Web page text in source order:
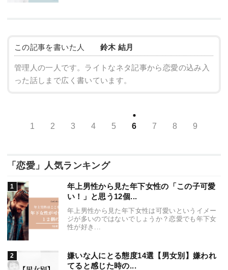
この記事を書いた人 鈴木 結月
管理人の一人です。ライトなネタ記事から恋愛の込み入
った話しまで広く書いています。
1 2 3 4 5 6 7 8 9
「恋愛」人気ランキング
年上男性から見た年下女性の「この子可愛
い！」と思う12個...
年上男性から見た年下女性は可愛いというイメー
ジが多いのではないでしょうか？恋愛でも年下女
性が好き...
嫌いな人にとる態度14選【男女別】嫌われ
てると感じた時の...